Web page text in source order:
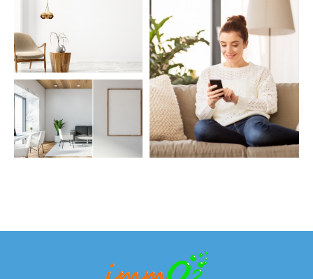
FILTRER PAR
COUPS DE COEUR EXCLUSIVITÉS
NOUVEAUTÉS
RECHERCHER